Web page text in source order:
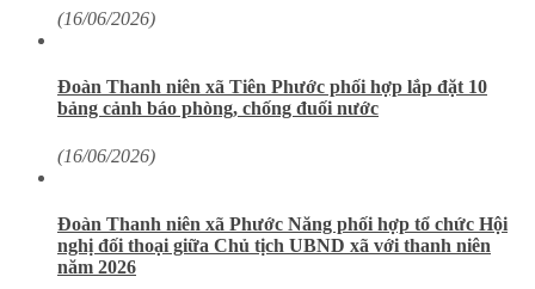
(16/06/2026)
Đoàn Thanh niên xã Tiên Phước phối hợp lắp đặt 10
bảng cảnh báo phòng, chống đuối nước
(16/06/2026)
Đoàn Thanh niên xã Phước Năng phối hợp tổ chức Hội
nghị đối thoại giữa Chủ tịch UBND xã với thanh niên
năm 2026